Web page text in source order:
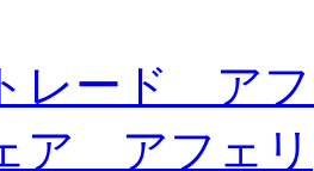
レード ア
ア アフェリ